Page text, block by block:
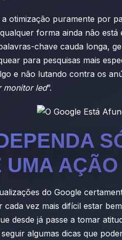
a otimização puramente por
forma ainda não
chave cauda longa,
para pesquisas mais
e não lutando contra os
monitor led”.
UMA
do Google
cada vez mais difícil estar
desde já passe a tomar
algumas dicas que